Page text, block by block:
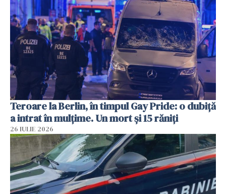
Teroare la Berlin, în timpul Gay Pride: o dubiță
a intrat în mulțime. Un mort și 15 răniți
26 IULIE 2026